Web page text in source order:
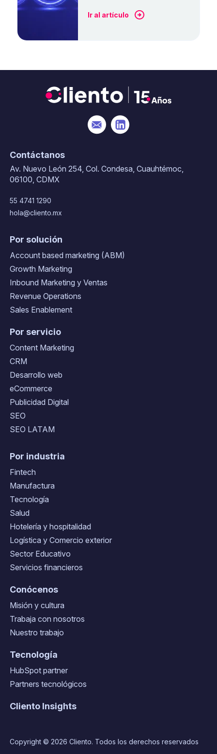
Ir al artículo
Contáctanos
Av. Nuevo León 254, Col. Condesa, Cuauhtémoc,
06100, CDMX
55 4741 1290
hola@cliento.mx
Por solución
Account based marketing (ABM)
Growth Marketing
Inbound Marketing y Ventas
Revenue Operations
Sales Enablement
Por servicio
Content Marketing
CRM
Desarrollo web
eCommerce
Publicidad Digital
SEO
SEO LATAM
Por industria
Fintech
Manufactura
Tecnología
Salud
Hotelería y hospitalidad
Logística y Comercio exterior
Sector Educativo
Servicios financieros
Conócenos
Misión y cultura
Trabaja con nosotros
Nuestro trabajo
Tecnología
HubSpot partner
Partners tecnológicos
Cliento Insights
Copyright © 2026 Cliento. Todos los derechos reservados